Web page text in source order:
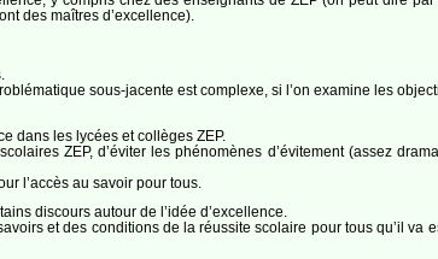
des maîtres d’excellence).
sous-jacente est complexe, si l’on examine les
dans les lycées et collèges ZEP.
ZEP, d’éviter les phénomènes d’évitement (assez
l’accès au savoir pour tous.
discours autour de l’idée d’excellence.
et des conditions de la réussite scolaire pour tous qu’il va